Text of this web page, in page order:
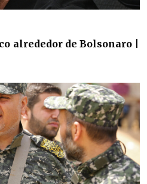
alrededor de Bolsonaro |